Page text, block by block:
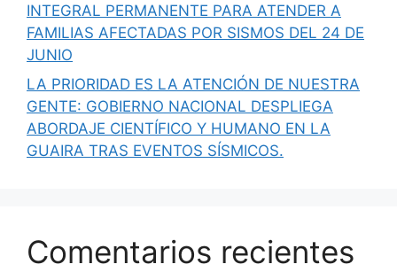
INTEGRAL PERMANENTE PARA ATENDER A
FAMILIAS AFECTADAS POR SISMOS DEL 24 DE
JUNIO
LA PRIORIDAD ES LA ATENCIÓN DE NUESTRA
GENTE: GOBIERNO NACIONAL DESPLIEGA
ABORDAJE CIENTÍFICO Y HUMANO EN LA
GUAIRA TRAS EVENTOS SÍSMICOS.
Comentarios recientes